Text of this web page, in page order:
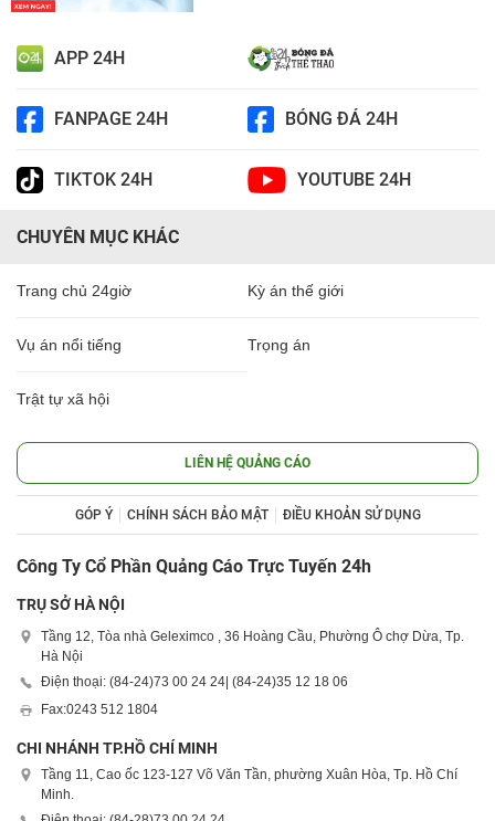
APP 24H
FANPAGE 24H BÓNG ĐÁ 24H
TIKTOK 24H YOUTUBE 24H
CHUYÊN MỤC KHÁC
Trang chủ 24giờ Kỳ án thế giới
Vụ án nổi tiếng Trọng án
Trật tự xã hội
LIÊN HỆ QUẢNG CÁO
GÓP Ý CHÍNH SÁCH BẢO MẬT ĐIỀU KHOẢN SỬ DỤNG
Công Ty Cổ Phần Quảng Cáo Trực Tuyến 24h
TRỤ SỞ HÀ NỘI
Tầng 12, Tòa nhà Geleximco , 36 Hoàng Cầu, Phường Ô chợ Dừa, Tp.
Hà Nội
Điện thoại: (84-24)73 00 24 24| (84-24)35 12 18 06
Fax:0243 512 1804
CHI NHÁNH TP.HỒ CHÍ MINH
Tầng 11, Cao ốc 123-127 Võ Văn Tần, phường Xuân Hòa, Tp. Hồ Chí
Minh.